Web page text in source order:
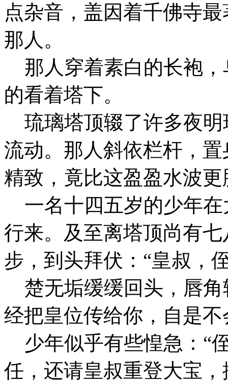
点杂音，盖因着千佛寺
那人。
那人穿着素白的长袍，
的看着塔下。
琉璃塔顶辍了许多夜明
流动。那人斜依栏杆，
精致，竟比这盈盈水波
一名十四五岁的少年在
行来。及至离塔顶尚有
步，到头拜伏：“皇叔，
楚无垢缓缓回头，唇角
经把皇位传给你，自是
少年似乎有些惶急：“
任，还请皇叔重登大宝，